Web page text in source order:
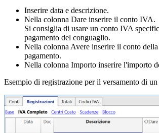
Inserire data e descrizione.
Nella colonna Dare inserire il conto IVA.
Si consiglia di usare un conto IVA
pagamento del conguaglio.
Nella colonna Avere inserire il conto
pagamento.
Nella colonna Importo inserire l'importo
Esempio di registrazione per il versamento di